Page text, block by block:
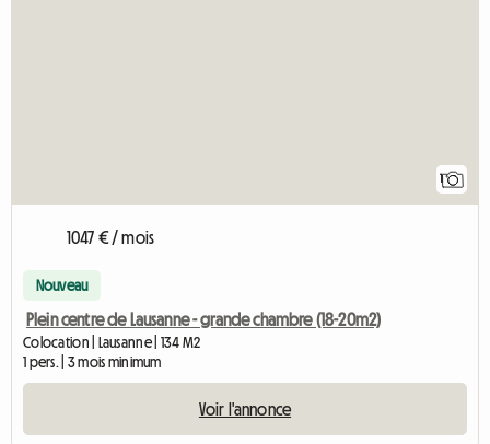
1
1047 € / mois
Nouveau
Plein centre de Lausanne - grande chambre (18-20m2)
Colocation | Lausanne | 134 M2
1 pers. | 3 mois minimum
Voir l'annonce